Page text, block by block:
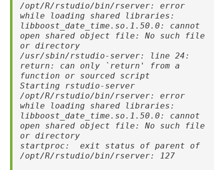
/opt/R/rstudio/bin/rserver: error
while loading shared libraries:
libboost_date_time.so.1.50.0: cannot
open shared object file: No such file
or directory
/usr/sbin/rstudio-server: line 24:
return: can only `return' from a
function or sourced script
Starting rstudio-server
/opt/R/rstudio/bin/rserver: error
while loading shared libraries:
libboost_date_time.so.1.50.0: cannot
open shared object file: No such file
or directory
startproc: exit status of parent of
/opt/R/rstudio/bin/rserver: 127